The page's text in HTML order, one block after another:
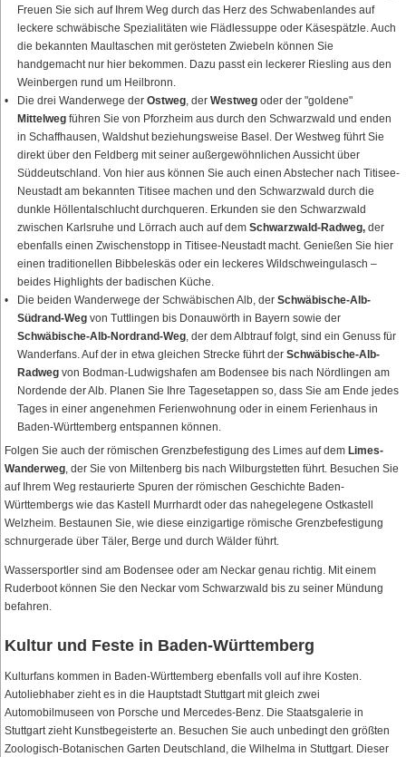
Freuen Sie sich auf Ihrem Weg durch das Herz des Schwabenlandes auf
leckere schwäbische Spezialitäten wie Flädlessuppe oder Käsespätzle. Auch
die bekannten Maultaschen mit gerösteten Zwiebeln können Sie
handgemacht nur hier bekommen. Dazu passt ein leckerer Riesling aus den
Weinbergen rund um Heilbronn.
Die drei Wanderwege derOstweg, derWestweg oder der "goldene"
Mittelweg führen Sie von Pforzheim aus durch den Schwarzwald und enden
in Schaffhausen, Waldshut beziehungsweise Basel. Der Westweg führt Sie
direkt über den Feldberg mit seiner außergewöhnlichen Aussicht über
Süddeutschland. Von hier aus können Sie auch einen Abstecher nach Titisee-
Neustadt am bekannten Titisee machen und den Schwarzwald durch die
dunkle Höllentalschlucht durchqueren. Erkunden sie den Schwarzwald
zwischen Karlsruhe und Lörrach auch auf demSchwarzwald-Radweg, der
ebenfalls einen Zwischenstopp in Titisee-Neustadt macht. Genießen Sie hier
einen traditionellen Bibbeleskäs oder ein leckeres Wildschweingulasch –
beides Highlights der badischen Küche.
Die beiden Wanderwege der Schwäbischen Alb, derSchwäbische-Alb-
Südrand-Weg von Tuttlingen bis Donauwörth in Bayern sowie der
Schwäbische-Alb-Nordrand-Weg, der dem Albtrauf folgt, sind ein Genuss für
Wanderfans. Auf der in etwa gleichen Strecke führt derSchwäbische-Alb-
Radweg von Bodman-Ludwigshafen am Bodensee bis nach Nördlingen am
Nordende der Alb. Planen Sie Ihre Tagesetappen so, dass Sie am Ende jedes
Tages in einer angenehmen Ferienwohnung oder in einem Ferienhaus in
Baden-Württemberg entspannen können.
Folgen Sie auch der römischen Grenzbefestigung des Limes auf dem Limes-
Wanderweg, der Sie von Miltenberg bis nach Wilburgstetten führt. Besuchen Sie
auf Ihrem Weg restaurierte Spuren der römischen Geschichte Baden-
Württembergs wie das Kastell Murrhardt oder das nahegelegene Ostkastell
Welzheim. Bestaunen Sie, wie diese einzigartige römische Grenzbefestigung
schnurgerade über Täler, Berge und durch Wälder führt.
Wassersportler sind am Bodensee oder am Neckar genau richtig. Mit einem
Ruderboot können Sie den Neckar vom Schwarzwald bis zu seiner Mündung
befahren.
Kultur und Feste in Baden-Württemberg
Kulturfans kommen in Baden-Württemberg ebenfalls voll auf ihre Kosten.
Autoliebhaber zieht es in die Hauptstadt Stuttgart mit gleich zwei
Automobilmuseen von Porsche und Mercedes-Benz. Die Staatsgalerie in
Stuttgart zieht Kunstbegeisterte an. Besuchen Sie auch unbedingt den größten
Zoologisch-Botanischen Garten Deutschland, die Wilhelma in Stuttgart. Dieser